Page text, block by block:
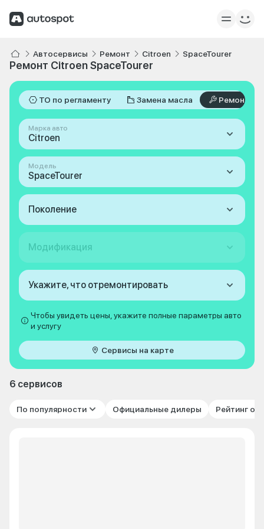
Автосервисы Ремонт Citroen SpaceTourer
Ремонт Citroen SpaceTourer
ТО по регламенту Замена масла Ремонт
Марка авто
Citroen
Модель
SpaceTourer
Поколение
Модификация
Укажите, что отремонтировать
Чтобы увидеть цены, укажите полные параметры авто
и услугу
Сервисы на карте
6 сервисов
По популярности Официальные дилеры Рейтинг